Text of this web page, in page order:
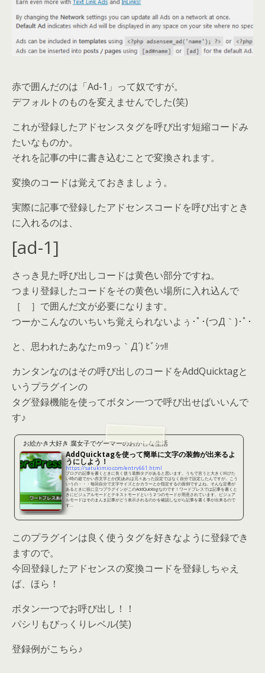
赤で囲んだのは「Ad-1」って奴ですが。
デフォルトのものを変えませんでした(笑)
これが登録したアドセンスタグを呼び出す短縮コードみ
たいなものか。
それを記事の中に書き込むことで変換されます。
変換のコードは覚えておきましょう。
実際に記事で登録したアドセンスコードを呼び出すとき
に入れるのは、
[ad-1]
さっき見た呼び出しコードは黄色い部分ですね。
つまり登録したコードをその黄色い場所に入れ込んで
［ ］で囲んだ文が必要になります。
つーかこんなのいちいち覚えられないよぅ･ﾟ･(つД｀)･ﾟ･
と、思われたあなたｍ9っ｀Д´) ﾋﾞｼｯ!!
カンタンなのはその呼び出しのコードをAddQuicktagと
いうプラグインの
タグ登録機能を使ってボタン一つで呼び出せばいいんで
す♪
お絵かき大好き 腐女子でゲーマーのおかしな生活
AddQuicktagを使って簡単に文字の装飾が出来るよ
うにしよう！
https://satukimio.com/entry661.html
ブログの記事を書くときに良く使う装飾タグがあると思います。うちで言うと大きく叫びた
い時の超でかい赤文字とか(笑)あれは元々あった設定ではなく自分で設定したんですが。こう
いうの・・・毎回自分で文字サイズとかカラーとか指定するの面倒ですよね。そんな定番が
あるときに役に立つプラグインがこのAddQuicktagなのです！ワードプレスでは記事を書くと
きにビジュアルモードとテキストモードという２つのモードが用意されています。ビジュア
ルモードはそのまんま記事がどう表示されるのかを確認しながら記事を書く事が出来るので
す...
このプラグインは良く使うタグを好きなように登録でき
ますので。
今回登録したアドセンスの変換コードを登録しちゃえ
ば、ほら！
ボタン一つでお呼び出し！！
パシリもびっくりレベル(笑)
登録例がこちら♪